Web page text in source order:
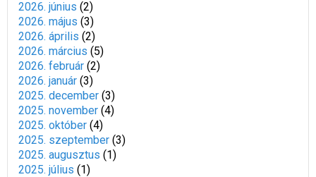
2026. június (2)
2026. május (3)
2026. április (2)
2026. március (5)
2026. február (2)
2026. január (3)
2025. december (3)
2025. november (4)
2025. október (4)
2025. szeptember (3)
2025. augusztus (1)
2025. július (1)